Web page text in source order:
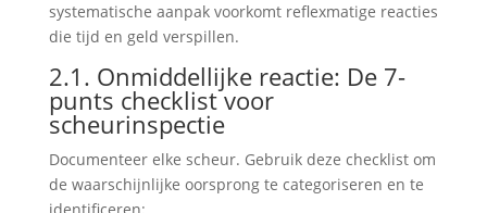
systematische aanpak voorkomt reflexmatige reacties
die tijd en geld verspillen.
2.1. Onmiddellijke reactie: De 7-
punts checklist voor
scheurinspectie
Documenteer elke scheur. Gebruik deze checklist om
de waarschijnlijke oorsprong te categoriseren en te